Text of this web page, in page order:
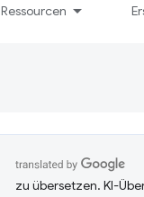
Ressourcen
zu übersetzen. KI-